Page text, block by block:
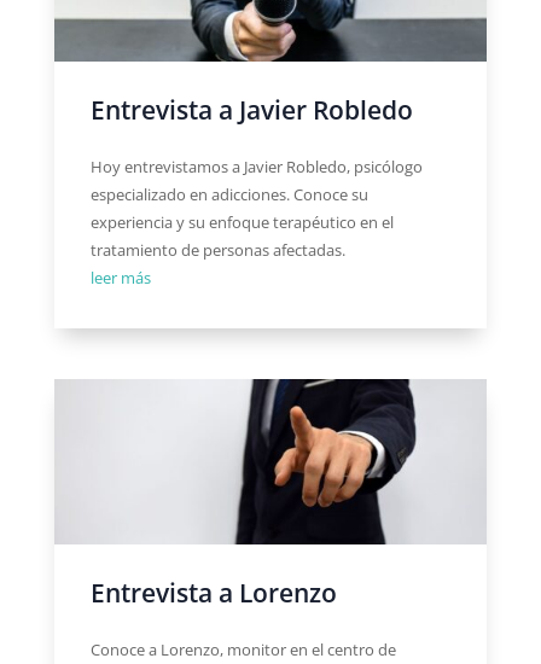
Entrevista a Javier Robledo
Hoy entrevistamos a Javier Robledo, psicólogo
especializado en adicciones. Conoce su
experiencia y su enfoque terapéutico en el
tratamiento de personas afectadas.
leer más
Entrevista a Lorenzo
Conoce a Lorenzo, monitor en el centro de